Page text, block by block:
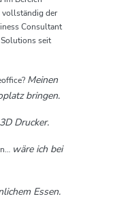
vollständig der
Consultant
seit
Meinen
bringen.
3D Drucker.
wäre ich bei
Essen.